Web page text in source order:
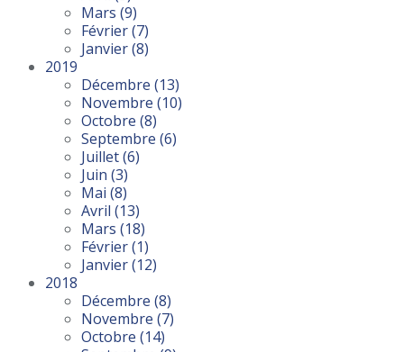
Mars (9)
Février(7)
Janvier(8)
2019
Décembre (13)
Novembre (10)
Octobre (8)
Septembre (6)
Juillet(6)
Juin (3)
Mai (8)
Avril (13)
Mars (18)
Février(1)
Janvier(12)
2018
Décembre (8)
Novembre (7)
Octobre (14)